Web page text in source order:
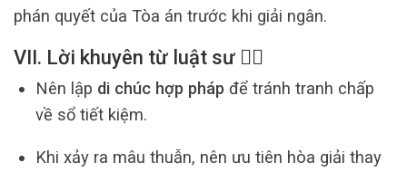
phán quyết của Tòa án trước khi giải ngân.
VII. Lời khuyên từ luật sư 👩‍⚖️
Nên lập di chúc hợp pháp để tránh tranh chấp
về sổ tiết kiệm.
Khi xảy ra mâu thuẫn, nên ưu tiên hòa giải thay